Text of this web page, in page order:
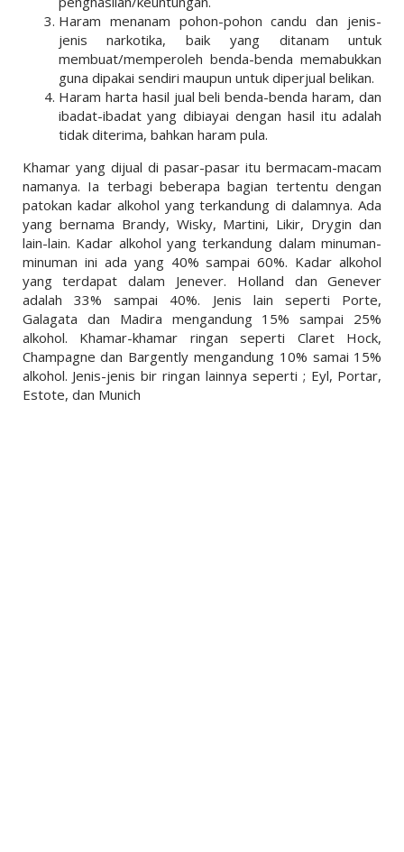
Haram menanam pohon-pohon candu dan jenis-
jenis narkotika, baik yang ditanam untuk
membuat/memperoleh benda-benda memabukkan
guna dipakai sendiri maupun untuk diperjual belikan.
Haram harta hasil jual beli benda-benda haram, dan
ibadat-ibadat yang dibiayai dengan hasil itu adalah
tidak diterima, bahkan haram pula.
Khamar yang dijual di pasar-pasar itu bermacam-macam
namanya. Ia terbagi beberapa bagian tertentu dengan
patokan kadar alkohol yang terkandung di dalamnya. Ada
yang bernama Brandy, Wisky, Martini, Likir, Drygin dan
lain-lain. Kadar alkohol yang terkandung dalam minuman-
minuman ini ada yang 40% sampai 60%. Kadar alkohol
yang terdapat dalam Jenever. Holland dan Genever
adalah 33% sampai 40%. Jenis lain seperti Porte,
Galagata dan Madira mengandung 15% sampai 25%
alkohol. Khamar-khamar ringan seperti Claret Hock,
Champagne dan Bargently mengandung 10% samai 15%
alkohol. Jenis-jenis bir ringan lainnya seperti ; Eyl, Portar,
Estote, dan Munich